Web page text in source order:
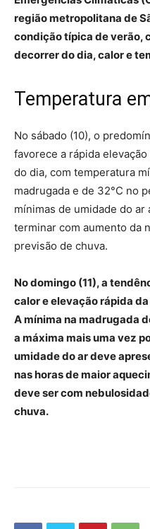
região metropolitana de
condição típica de verão,
decorrer do dia, calor e
Temperatura
No sábado (10), o
favorece a rápida
do dia, com temperatura
madrugada e de 32°C no
mínimas de umidade do ar
terminar com aumento da
previsão de chuva.
No domingo (11), a
calor e elevação rápida
A mínima na madrugada
a máxima mais uma vez
umidade do ar deve
nas horas de maior
deve ser com
chuva.